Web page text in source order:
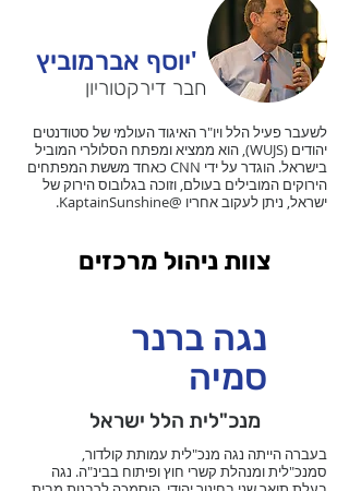
יוסף אברמוביץ'
חבר דירקטוריון
לשעבר פעיל הלל ויו"ר האיגוד העולמי של סטודנטים
יהודים (WUJS), הוא ממציא ומפתח הסלולרי המוביל
בישראל. הוגדר על ידי CNN כאחד מששת המפתחים
הירוקים המובילים בעולם, וזוכה בגלובוס הירוק של
ישראל, ניתן לעקוב אחריו @KaptainSunshine.
צוות ניהול מרכזים
נגה ברנר
סמיה
מנכ"לית הלל ישראל
בעברה הייתה נגה מנכ"לית עמותת קולדור,
סמנכ"לית ומנהלת קשרי חוץ ופיתוח בבינ"ה. נגה